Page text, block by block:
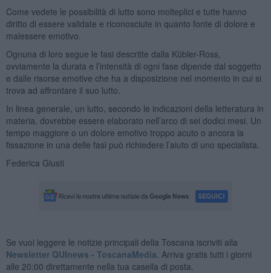
Come vedete le possibilità di lutto sono molteplici e tutte hanno
diritto di essere validate e riconosciute in quanto fonte di dolore e
malessere emotivo.
Ognuna di loro segue le fasi descritte dalla Kübler-Ross,
ovviamente la durata e l’intensità di ogni fase dipende dal soggetto
e dalle risorse emotive che ha a disposizione nel momento in cui si
trova ad affrontare il suo lutto.
In linea generale, un lutto, secondo le indicazioni della letteratura in
materia, dovrebbe essere elaborato nell’arco di sei dodici mesi. Un
tempo maggiore o un dolore emotivo troppo acuto o ancora la
fissazione in una delle fasi può richiedere l’aiuto di uno specialista.
Federica Giusti
Se vuoi leggere le notizie principali della Toscana iscriviti alla
Newsletter QUInews - ToscanaMedia. Arriva gratis tutti i giorni
alle 20:00 direttamente nella tua casella di posta.